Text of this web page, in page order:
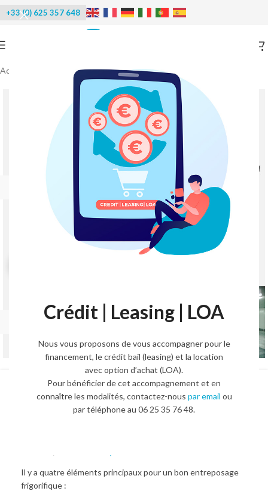
Crédit | Leasing | LOA
Nous vous proposons de vous accompagner pour le
financement, le crédit bail (leasing) et la location
avec option d’achat (LOA).
Pour bénéficier de cet accompagnement et en
connaître les modalités, contactez-nous par email ou
par téléphone au 06 25 35 76 48.
+33 (0) 625 357 648
Accueil Réfrigération/Chambre froide positive industrielle
Chambre froide positive
industrielle – TD CR-432
Il y a quatre éléments principaux pour un bon entreposage
frigorifique :